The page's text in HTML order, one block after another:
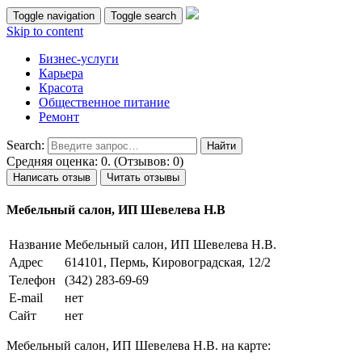
Toggle navigation Toggle search
Skip to content
Бизнес-услуги
Карьера
Красота
Общественное питание
Ремонт
Search:
Средняя оценка: 0. (Отзывов: 0)
Написать отзыв Читать отзывы
Мебельный салон, ИП Шевелева Н.В
Название Мебельный салон, ИП Шевелева Н.В.
Адрес
614101, Пермь, Кировоградская, 12/2
Телефон
(342) 283-69-69
E-mail
нет
Сайт
нет
Мебельный салон, ИП Шевелева Н.В. на карте: